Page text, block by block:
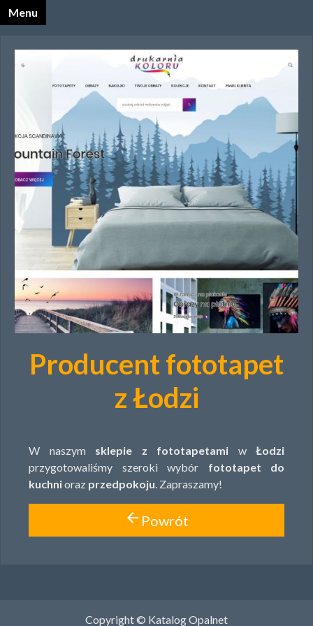
Menu
Katalog Opalnet
Biznes i ekonomia
Firmy wg branż
Motoryzacja
Sport i turystyka
Zdrowie i uroda
Producent fototapet
z Łodzi
W naszym sklepie z fototapetami w Łodzi
przygotowaliśmy szeroki wybór fototapet do
kuchnioraz przedpokoju. Zapraszamy!
arrow_back Powrót
Copyright © Katalog Opalnet